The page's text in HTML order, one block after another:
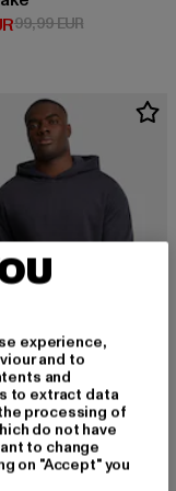
Preis: 40,00 EUR
99,99 EURAktionspreis:
CLASSICS
Preis: 18,89 EUR
34,99 EURAktionspreis:
experience,
and to
and
to extract data
processing of
do not have
to change
on "Accept" you